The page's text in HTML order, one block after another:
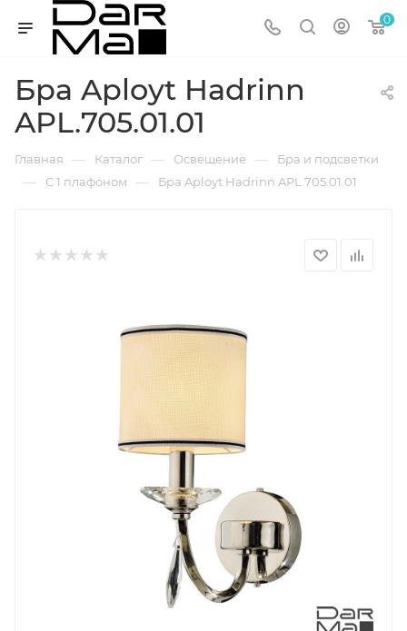
0
Бра Aployt Hadrinn
APL.705.01.01
Главная — Каталог — Освещение — Бра и подсветки
— С 1 плафоном — Бра Aployt Hadrinn APL.705.01.01